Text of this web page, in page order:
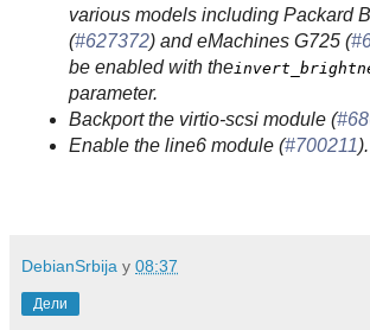
various models including Packard
(#627372) and eMachines G725 (
be enabled with the
parameter.
Backport the virtio-scsi module (
Enable the line6 module (#700211
DebianSrbija у 08:37
Дели